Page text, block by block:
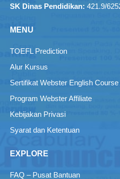
SK Dinas Pendidikan: 421.9/
MENU
TOEFL Prediction
Alur Kursus
Sertifikat Webster English
Program Webster Affiliate
Kebijakan Privasi
Syarat dan Ketentuan
EXPLORE
FAQ – Pusat Bantuan